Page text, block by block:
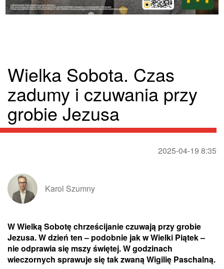
Wielka Sobota. Czas
zadumy i czuwania przy
grobie Jezusa
2025-04-19 8:35
Karol Szumny
W Wielką Sobotę chrześcijanie czuwają przy grobie
Jezusa. W dzień ten – podobnie jak w Wielki Piątek –
nie odprawia się mszy świętej. W godzinach
wieczornych sprawuje się tak zwaną Wigilię Paschalną.